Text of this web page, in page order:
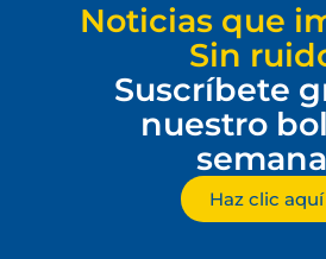
Noticias que
Sin
Suscríbete
nuestro
Haz clic aquí